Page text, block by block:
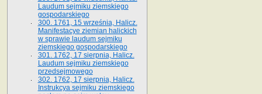
Laudum sejmiku ziemskiego
gospodarskiego
300. 1761, 15 września, Halicz.
Manifestacye ziemian halickich
w sprawie laudum sejmiku
ziemskiego gospodarskiego
301. 1762, 17 sierpnia, Halicz.
Laudum sejmiku ziemskiego
przedsejmowego
302. 1762, 17 sierpnia, Halicz.
Instrukcya sejmiku ziemskiego